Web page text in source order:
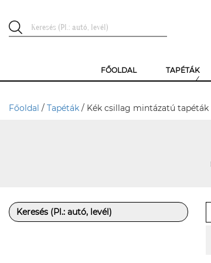
FŐOLDAL TAPÉTÁK
Főoldal / Tapéták / Kék csillag mintázatú tapéták